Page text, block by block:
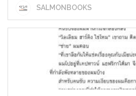
SALMONBOOKS